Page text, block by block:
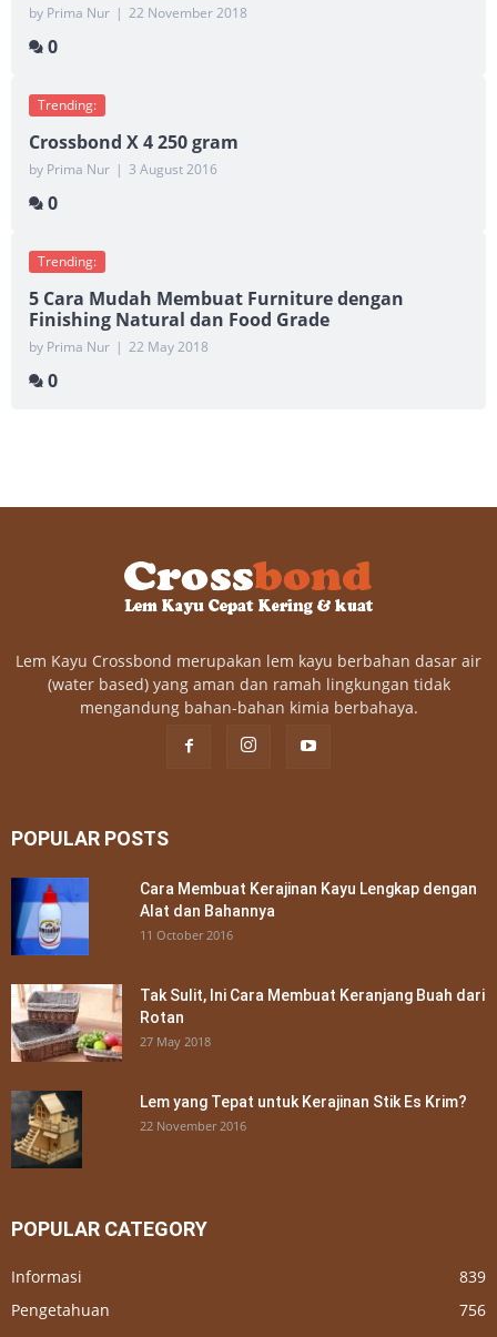
by Prima Nur | 22 November 2018
0
Trending:
Crossbond X 4 250 gram
by Prima Nur | 3 August 2016
0
Trending:
5 Cara Mudah Membuat Furniture dengan
Finishing Natural dan Food Grade
by Prima Nur | 22 May 2018
0
Lem Kayu Crossbond merupakan lem kayu berbahan dasar air
(water based) yang aman dan ramah lingkungan tidak
mengandung bahan-bahan kimia berbahaya.
POPULAR POSTS
Cara Membuat Kerajinan Kayu Lengkap dengan
Alat dan Bahannya
11 October 2016
Tak Sulit, Ini Cara Membuat Keranjang Buah dari
Rotan
27 May 2018
Lem yang Tepat untuk Kerajinan Stik Es Krim?
22 November 2016
POPULAR CATEGORY
Informasi
839
Pengetahuan
756